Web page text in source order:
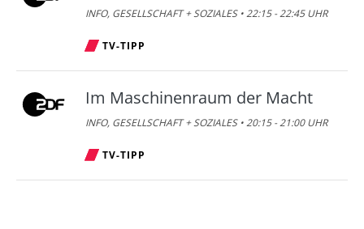
INFO, GESELLSCHAFT + SOZIALES • 22:15 - 22:45 UHR
TV-TIPP
Im Maschinenraum der Macht
INFO, GESELLSCHAFT + SOZIALES • 20:15 - 21:00 UHR
TV-TIPP